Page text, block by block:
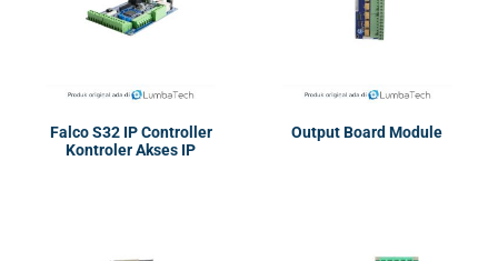
Falco S32 IP Controller
Kontroler Akses IP
Output Board Module